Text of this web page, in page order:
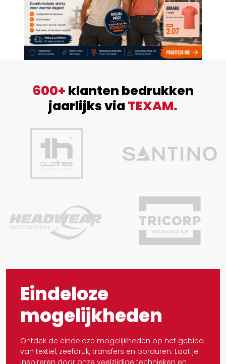
Previous
600+ klanten bedrukken
jaarlijks via TEXAM.
Eindeloze
mogelijkheden
Ontdek de eindeloze mogelijkheden op het gebied
van textiel, zeefdruk, transfers en borduren. Laat je
inspireren door onze veelzijdige technieken en